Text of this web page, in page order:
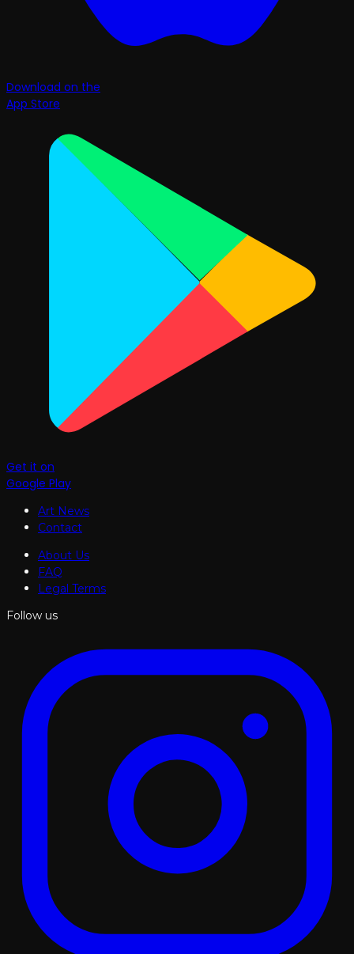
Download on the
App Store
Get it on
Google Play
Art News
Contact
About Us
FAQ
Legal Terms
Follow us